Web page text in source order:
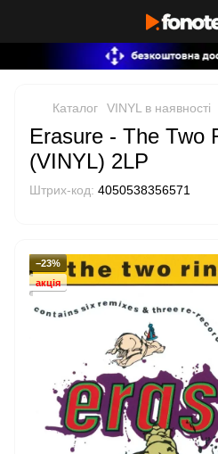
Каталог VINYL в наявності
Erasure - The Two
(VINYL) 2LP
Штрих-код: 4050538356571
−23%
акція